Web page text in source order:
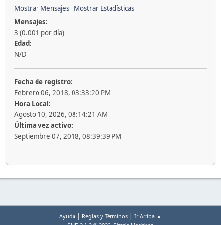
Mostrar Mensajes
Mostrar Estadísticas
Mensajes:
3 (0.001 por día)
Edad:
N/D
Fecha de registro:
Febrero 06, 2018, 03:33:20 PM
Hora Local:
Agosto 10, 2026, 08:14:21 AM
Última vez activo:
Septiembre 07, 2018, 08:39:39 PM
Ayuda | Reglas y Términos | Ir Arriba ▲